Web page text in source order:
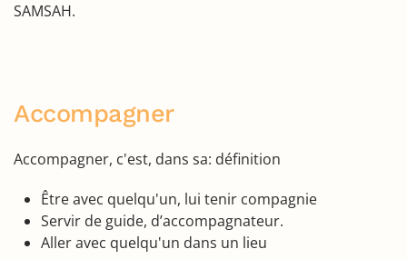
SAMSAH.
Accompagner
Accompagner, c'est, dans sa: définition
Être avec quelqu'un, lui tenir compagnie
Servir de guide, d’accompagnateur.
Aller avec quelqu'un dans un lieu